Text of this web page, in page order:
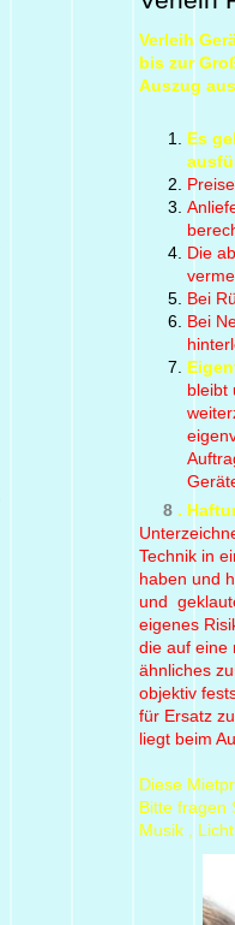
Verleih
bis zur
Auszug
Es
Die
Bei
Bei
bleibt
8 .
Technik in
haben und
und
eigenes
die auf eine
ähnliches
objektiv
für Ersatz
liegt beim
Diese
Bitte fragen
Musik ,